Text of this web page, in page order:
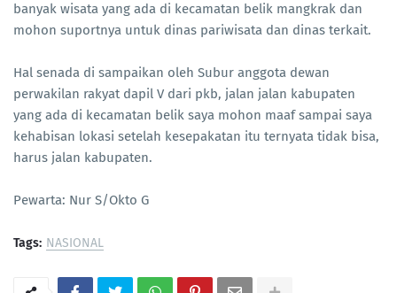
banyak wisata yang ada di kecamatan belik mangkrak dan
mohon suportnya untuk dinas pariwisata dan dinas terkait.
Hal senada di sampaikan oleh Subur anggota dewan
perwakilan rakyat dapil V dari pkb, jalan jalan kabupaten
yang ada di kecamatan belik saya mohon maaf sampai saya
kehabisan lokasi setelah kesepakatan itu ternyata tidak bisa,
harus jalan kabupaten.
Pewarta: Nur S/Okto G
Tags: NASIONAL